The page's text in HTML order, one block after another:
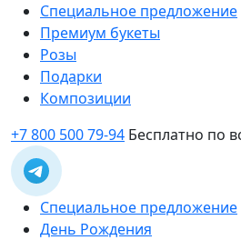
Специальное предложение
Премиум букеты
Розы
Подарки
Композиции
+7 800 500 79-94 Бесплатно по
Специальное предложение
День Рождения